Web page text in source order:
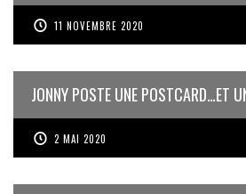
11 NOVEMBRE 2020
JONNY POSTE UNE POSTCARD…ET
2 MAI 2020